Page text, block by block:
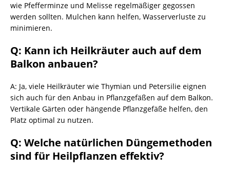
wie Pfefferminze und Melisse regelmäßiger gegossen
werden sollten. Mulchen kann helfen, Wasserverluste zu
minimieren.
Q: Kann ich Heilkräuter auch auf dem
Balkon anbauen?
A: Ja, viele Heilkräuter wie Thymian und Petersilie eignen
sich auch für den Anbau in Pflanzgefäßen auf dem Balkon.
Vertikale Gärten oder hängende Pflanzgefäße helfen, den
Platz optimal zu nutzen.
Q: Welche natürlichen Düngemethoden
sind für Heilpflanzen effektiv?